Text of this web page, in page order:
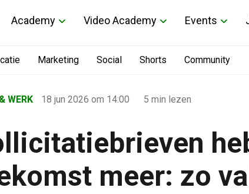
Academy Video Academy Events
Marketing Social Shorts Community
Werk
WERK 18 jun 2026 om 14:00 5 min lezen
meer: zo